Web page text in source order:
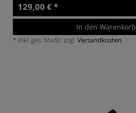
129,00 € *
In den Warenkorb
* inkl. ges. MwSt. zzgl.Versandkosten